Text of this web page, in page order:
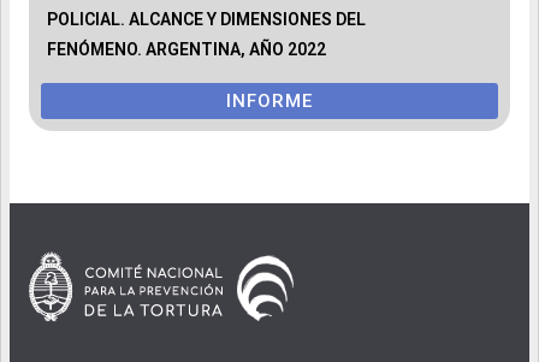
POLICIAL. ALCANCE Y DIMENSIONES DEL
FENÓMENO. ARGENTINA, AÑO 2022
INFORME